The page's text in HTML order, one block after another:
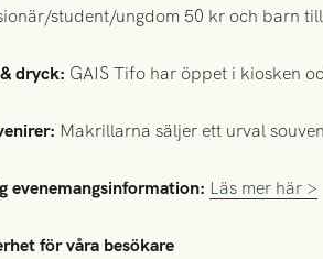
student/ungdom 50 kr och barn
dryck: GAIS Tifo har öppet i kiosken
Makrillarna säljer ett urval
evenemangsinformation: Läs mer här >
för våra besökare